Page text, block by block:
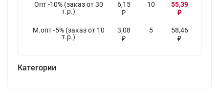
Опт -10% (заказ от 30
т.р.)
6,15
₽
10 55,39
₽
М.опт -5% (заказ от 10
т.р.)
3,08
₽
5 58,46
₽
Категории